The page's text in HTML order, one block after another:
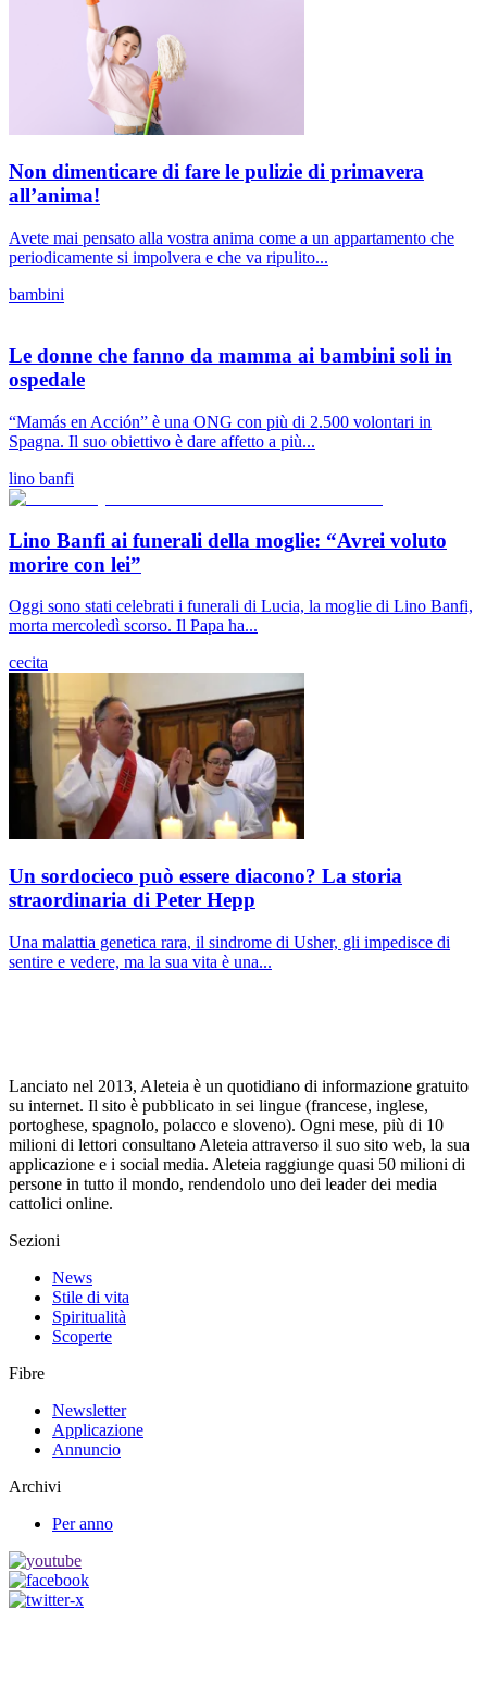
Non dimenticare di fare le pulizie di primavera
all’anima!
Avete mai pensato alla vostra anima come a un appartamento che
periodicamente si impolvera e che va ripulito...
bambini
Le donne che fanno da mamma ai bambini soli in
ospedale
“Mamás en Acción” è una ONG con più di 2.500 volontari in
Spagna. Il suo obiettivo è dare affetto a più...
lino banfi
Lino Banfi ai funerali della moglie: “Avrei voluto
morire con lei”
Oggi sono stati celebrati i funerali di Lucia, la moglie di Lino Banfi,
morta mercoledì scorso. Il Papa ha...
cecita
Un sordocieco può essere diacono? La storia
straordinaria di Peter Hepp
Una malattia genetica rara, il sindrome di Usher, gli impedisce di
sentire e vedere, ma la sua vita è una...
Lanciato nel 2013, Aleteia è un quotidiano di informazione gratuito
su internet. Il sito è pubblicato in sei lingue (francese, inglese,
portoghese, spagnolo, polacco e sloveno). Ogni mese, più di 10
milioni di lettori consultano Aleteia attraverso il suo sito web, la sua
applicazione e i social media. Aleteia raggiunge quasi 50 milioni di
persone in tutto il mondo, rendendolo uno dei leader dei media
cattolici online.
Sezioni
News
Stile di vita
Spiritualità
Scoperte
Fibre
Newsletter
Applicazione
Annuncio
Archivi
Per anno